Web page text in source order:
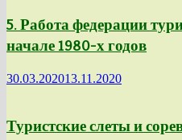
5. Работа федерации
начале 1980-х годов
30.03.202013.11.2020
Туристские слеты и